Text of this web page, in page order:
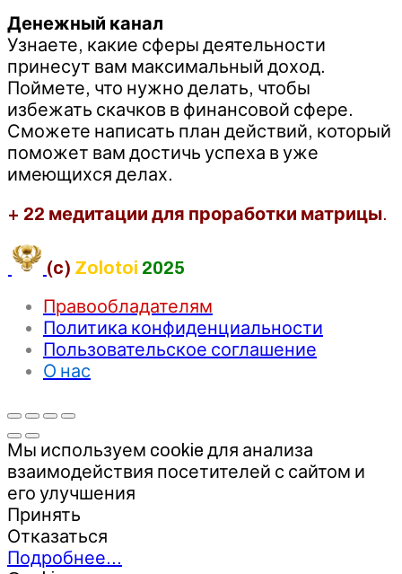
Денежный канал
Узнаете, какие сферы деятельности
принесут вам максимальный доход.
Поймете, что нужно делать, чтобы
избежать скачков в финансовой сфере.
Сможете написать план действий, который
поможет вам достичь успеха в уже
имеющихся делах.
+ 22 медитации для проработки матрицы.
(c) Zolotoi 2025
Правообладателям
Политика конфиденциальности
Пользовательское соглашение
О нас
Мы используем cookie для анализа
взаимодействия посетителей с сайтом и
его улучшения
Принять
Отказаться
Подробнее…